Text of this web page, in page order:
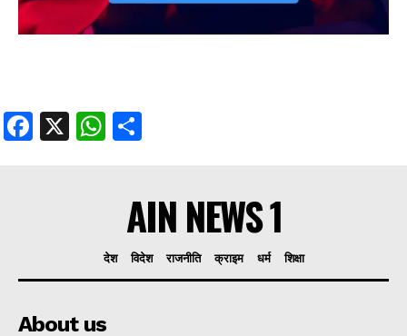
Facebook
X WhatsApp
AIN NEWS 1
देश विदेश राजनीति क्राइम धर्म शिक्षा
About us